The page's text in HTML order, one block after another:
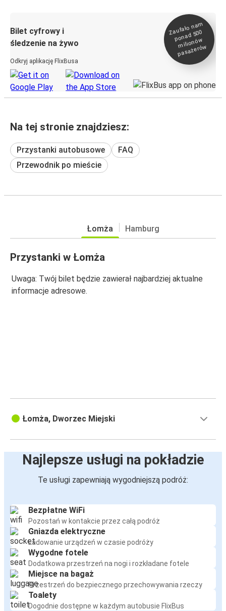
Bilet cyfrowy i
śledzenie na żywo
Odkryj aplikację FlixBusa
Zaufało na
m
ponad 500
milionó
w
pasażeró
w
Na tej stronie znajdziesz:
Przystanki autobusowe
FAQ
Przewodnik po mieście
Łomża Hamburg
Przystanki w Łomża
Uwaga: Twój bilet będzie zawierał najbardziej aktualne
informacje adresowe.
Łomża, Dworzec Miejski
Najlepsze usługi na pokładzie
Te usługi zapewniają wygodniejszą podróż:
Bezpłatne WiFi
Pozostań w kontakcie przez całą podróż
Gniazda elektryczne
Ładowanie urządzeń w czasie podróży
Wygodne fotele
Dodatkowa przestrzeń na nogi i rozkładane fotele
Miejsce na bagaż
Przestrzeń do bezpiecznego przechowywania rzeczy
Toalety
Dogodnie dostępne w każdym autobusie FlixBus